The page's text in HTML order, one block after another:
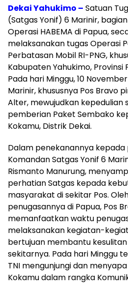
Dekai Yahukimo – Satuan
(Satgas Yonif) 6 Marinir,
Operasi HABEMA di Papua,
melaksanakan tugas Operasi
Perbatasan Mobil RI-PNG,
Kabupaten Yahukimo, Provinsi
Pada hari Minggu, 10
Marinir, khususnya Pos Bravo
Alter, mewujudkan kepedulian
pemberian Paket Sembako
Kokamu, Distrik Dekai.
Dalam penekanannya kepada
Komandan Satgas Yonif 6
Rismanto Manurung,
perhatian Satgas kepada
masyarakat di sekitar Pos.
penugasannya di Papua, Pos
memanfaatkan waktu
melaksanakan kegiatan-
bertujuan membantu
sekitarnya. Pada hari Minggu
TNI mengunjungi dan
Kokamu dalam rangka